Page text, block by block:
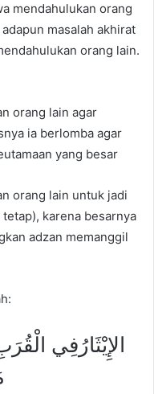
mendahulukan orang
masalah akhirat
orang lain.
orang lain agar
ia berlomba agar
yang besar
orang lain untuk jadi
karena besarnya
adzan memanggil
الإِيْثَارُفِي